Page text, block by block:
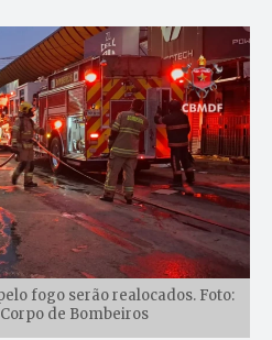
fogo serão realocados. Foto:
de Bombeiros